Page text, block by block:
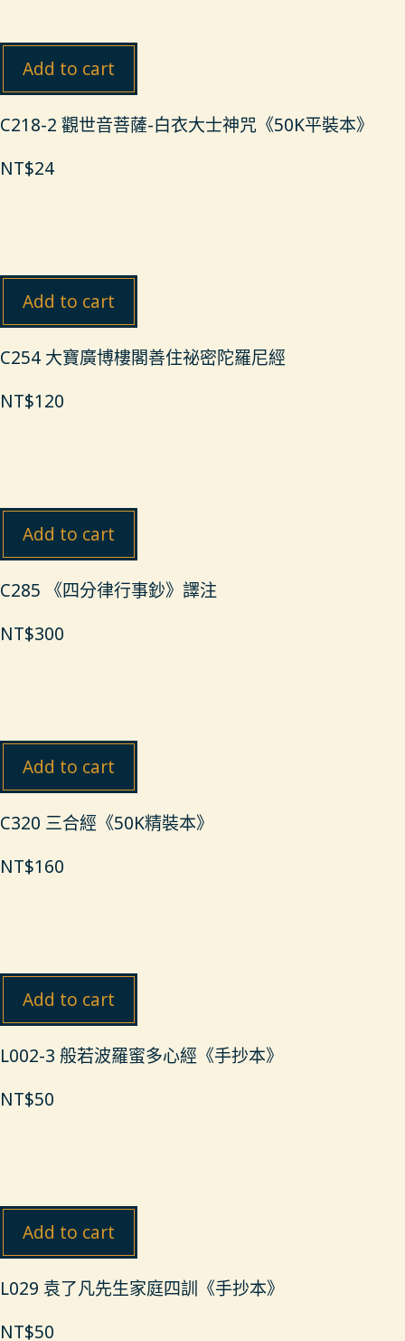
Add to cart
C218-2 觀世音菩薩-白衣大士神咒《50K平裝本》
NT$24
Add to cart
C254 大寶廣博樓閣善住祕密陀羅尼經
NT$120
Add to cart
C285 《四分律行事鈔》譯注
NT$300
Add to cart
C320 三合經《50K精裝本》
NT$160
Add to cart
L002-3 般若波羅蜜多心經《手抄本》
NT$50
Add to cart
L029 袁了凡先生家庭四訓《手抄本》
NT$50